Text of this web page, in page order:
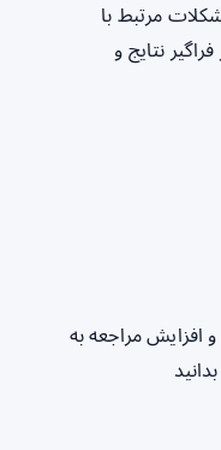
مرتبط با
نتایج و
مراجعه به